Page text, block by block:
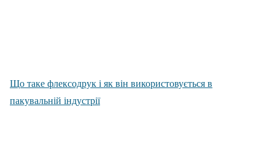
Що таке флексодрук і як він використовується в
пакувальній індустрії